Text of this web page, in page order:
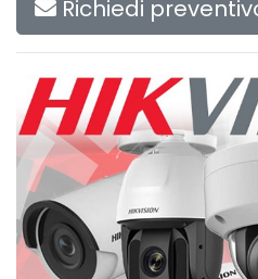
Richiedi